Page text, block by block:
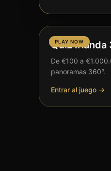
PLAY NOW
Quiz Irlanda
De €100 a
panoramas 360°.
Entrar al juego →